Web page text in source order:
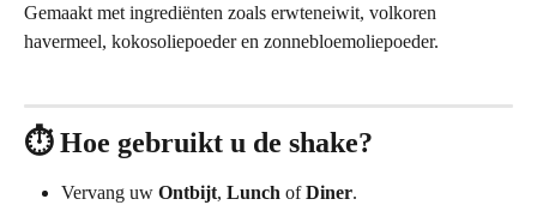
Gemaakt met ingrediënten zoals erwteneiwit, volkoren
havermeel, kokosoliepoeder en zonnebloemoliepoeder.
⏱️ Hoe gebruikt u de shake?
Vervang uw Ontbijt, Lunch of Diner.